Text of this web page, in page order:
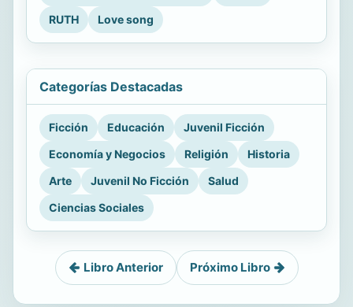
RUTH
Love song
Categorías Destacadas
Ficción Educación
Juvenil Ficción
Economía y Negocios
Religión
Historia
Arte
Juvenil No Ficción
Salud
Ciencias Sociales
Libro Anterior Próximo Libro